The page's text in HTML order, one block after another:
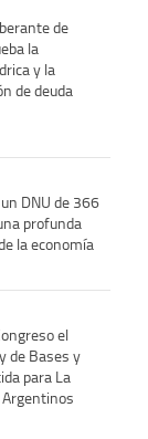
de
la
y la
de deuda
DNU de 366
profunda
la economía
el
de Bases y
para La